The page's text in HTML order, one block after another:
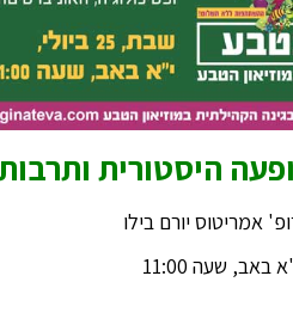
היסטורית
אמריטוס יורם בילו